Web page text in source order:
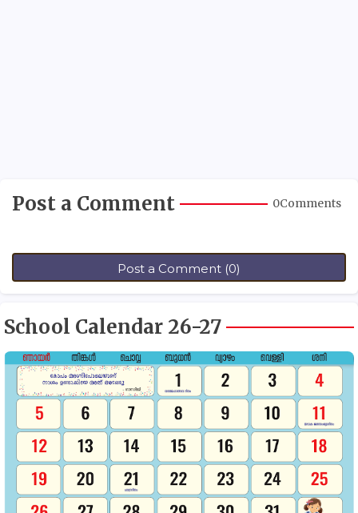
Post a Comment 0Comments
Post a Comment (0)
School Calendar 26-27